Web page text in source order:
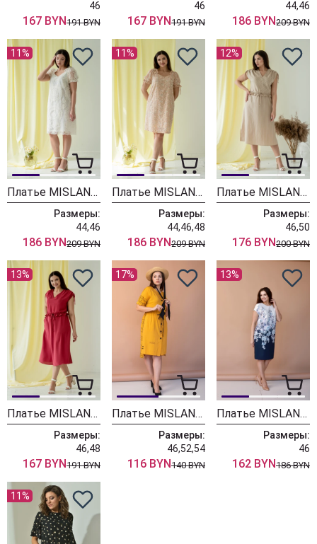
46
167 BYN191 BYN
46
167 BYN191 BYN
44,46
186 BYN209 BYN
11%
Платье MISLANA WOMEN 672
Размеры:
44,46
186 BYN209 BYN
11%
Платье MISLANA WOMEN 671
Размеры:
44,46,48
186 BYN209 BYN
12%
Платье MISLANA WOMEN 667 бежевый
Размеры:
46,50
176 BYN200 BYN
13%
Платье MISLANA WOMEN 665 красный
Размеры:
46,48
167 BYN191 BYN
17%
Платье MISLANA WOMEN 547/1
Размеры:
46,52,54
116 BYN140 BYN
13%
Платье MISLANA WOMEN 650
Размеры:
46
162 BYN186 BYN
11%